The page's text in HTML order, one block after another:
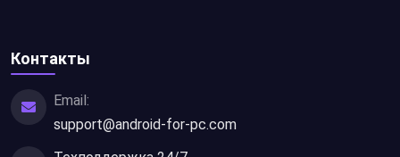
Контакты
Email:
support@android-for-pc.com